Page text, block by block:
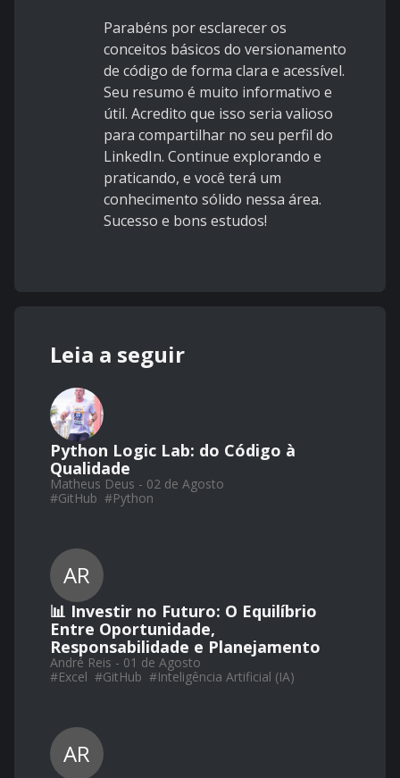
Parabéns por esclarecer os
conceitos básicos do versionamento
de código de forma clara e acessível.
Seu resumo é muito informativo e
útil. Acredito que isso seria valioso
para compartilhar no seu perfil do
LinkedIn. Continue explorando e
praticando, e você terá um
conhecimento sólido nessa área.
Sucesso e bons estudos!
Leia a seguir
Python Logic Lab: do Código à
Qualidade
Matheus Deus - 02 de Agosto
#GitHub #Python
AR
📊 Investir no Futuro: O Equilíbrio
Entre Oportunidade,
Responsabilidade e Planejamento
André Reis - 01 de Agosto
#Excel #GitHub #Inteligência Artificial (IA)
AR